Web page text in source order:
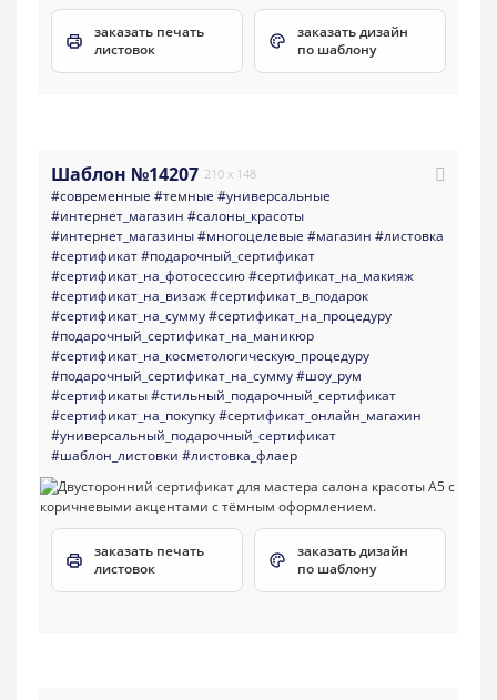
заказать печать
листовок
заказать дизайн
по шаблону
Шаблон №14207 210 x 148
#современные #темные #универсальные
#интернет_магазин #салоны_красоты
#интернет_магазины#многоцелевые #магазин #листовка
#сертификат#подарочный_сертификат
#сертификат_на_фотосессию#сертификат_на_макияж
#сертификат_на_визаж#сертификат_в_подарок
#сертификат_на_сумму#сертификат_на_процедуру
#подарочный_сертификат_на_маникюр
#сертификат_на_косметологическую_процедуру
#подарочный_сертификат_на_сумму#шоу_рум
#сертификаты#стильный_подарочный_сертификат
#сертификат_на_покупку#сертификат_онлайн_магахин
#универсальный_подарочный_сертификат
#шаблон_листовки #листовка_флаер
заказать печать
листовок
заказать дизайн
по шаблону